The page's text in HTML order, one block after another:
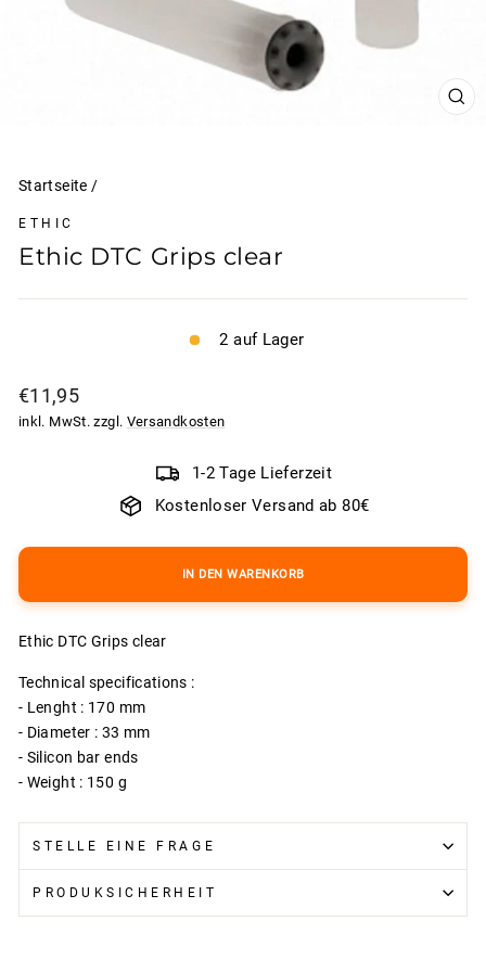
Startseite /
ETHIC
Ethic DTC Grips clear
2 auf Lager
Normaler
Preis
€11,95
inkl. MwSt. zzgl. Versandkosten
1-2 Tage Lieferzeit
Kostenloser Versand ab 80€
IN DEN WARENKORB
Ethic DTC Grips clear
Technical specifications :
- Lenght : 170 mm
- Diameter : 33 mm
- Silicon bar ends
- Weight : 150 g
STELLE EINE FRAGE
PRODUKSICHERHEIT